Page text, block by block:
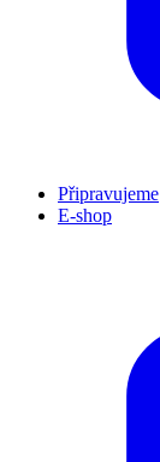
Připravujeme
E-shop